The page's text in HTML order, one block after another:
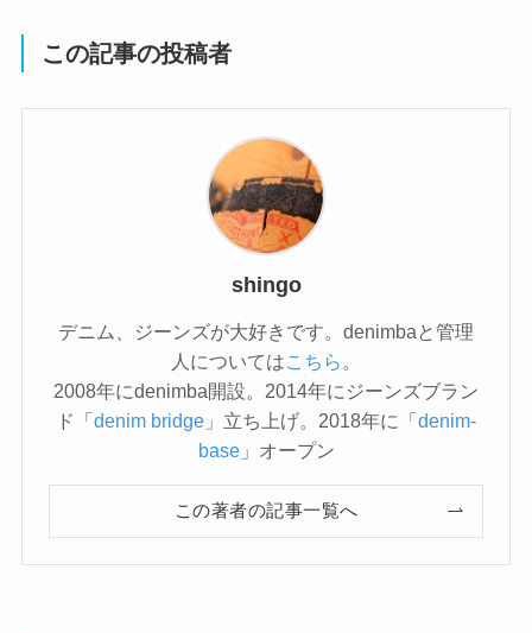
この記事の投稿者
shingo
デニム、ジーンズが大好きです。denimbaと管理
人についてはこちら 。
2008年にdenimba開設。2014年にジーンズブラン
ド「denim bridge 」立ち上げ。2018年に「denim-
base」オープン
この著者の記事一覧へ